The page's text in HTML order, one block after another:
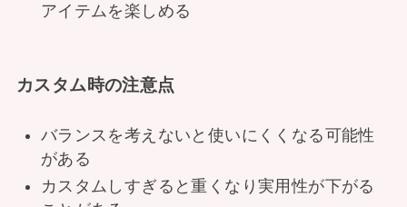
アイテムを楽しめる
カスタム時の注意点
バランスを考えないと使いにくくなる可能性
がある
カスタムしすぎると重くなり実用性が下がる